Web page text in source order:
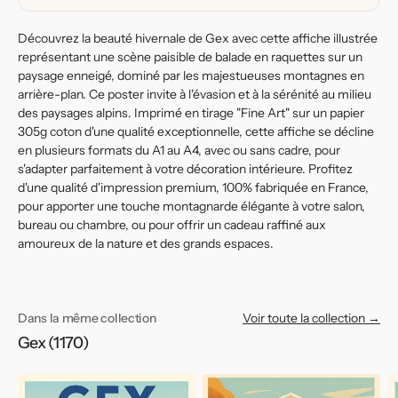
Découvrez la beauté hivernale de Gex avec cette affiche illustrée
représentant une scène paisible de balade en raquettes sur un
paysage enneigé, dominé par les majestueuses montagnes en
arrière-plan. Ce poster invite à l'évasion et à la sérénité au milieu
des paysages alpins. Imprimé en tirage "Fine Art" sur un papier
305g coton d'une qualité exceptionnelle, cette affiche se décline
en plusieurs formats du A1 au A4, avec ou sans cadre, pour
s'adapter parfaitement à votre décoration intérieure. Profitez
d'une qualité d'impression premium, 100% fabriquée en France,
pour apporter une touche montagnarde élégante à votre salon,
bureau ou chambre, ou pour offrir un cadeau raffiné aux
amoureux de la nature et des grands espaces.
Dans la même collection
Gex (1170)
Voir toute la collection →
Affiche
Affiche